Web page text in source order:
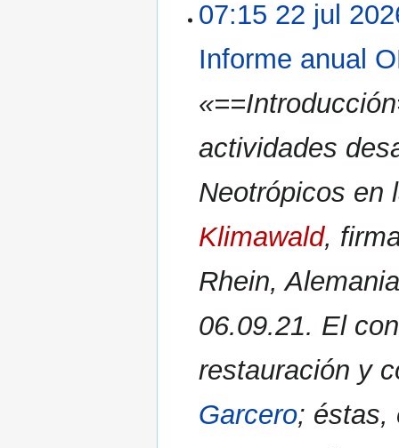
07:15 22 jul
Informe anual
actividades
Neotrópicos en
Klimawald,
Rhein,
06.09.21. El
restauración y
Garcero; éstas,